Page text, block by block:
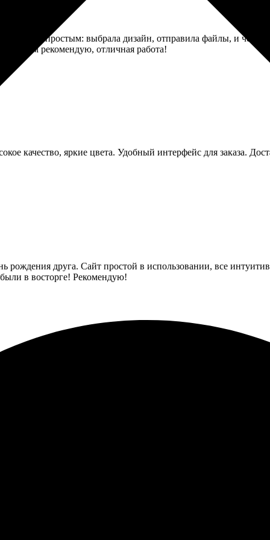
очень простым: выбрала дизайн, отправила файлы, и через
Всем рекомендую, отличная работа!
качество, яркие цвета. Удобный интерфейс для заказа.
рождения друга. Сайт простой в использовании, все
в восторге! Рекомендую!
помогли с выбором дизайна. Обратная связь отличная –
легким и понятным. Загрузила изображения, выбрала
получили качественные, яркие и аккуратные. Приятно, что